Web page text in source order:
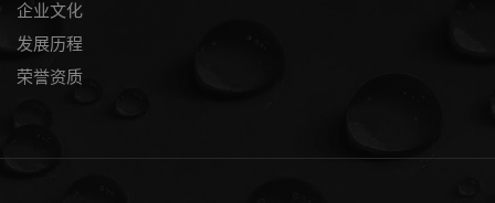
企业文化
发展历程
荣誉资质